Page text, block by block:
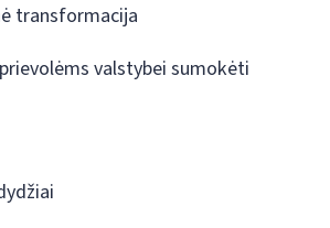
transformacija
valstybei sumokėti